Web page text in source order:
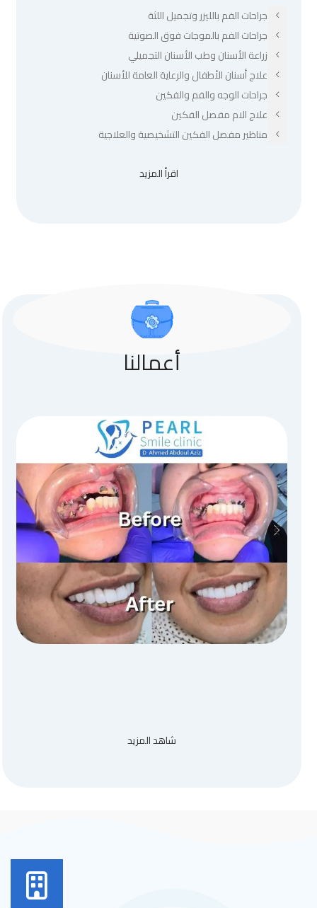
جراحات الفم بالليزر وتجميل اللثة
جراحات الفم بالموجات فوق الصوتية
زراعة الأسنان وطب الأسنان التجميلي
علاج أسنان الأطفال والرعاية العامة للأسنان
جراحات الوجه والفم والفكين
علاج الام مفصل الفكين
مناظير مفصل الفكين التشخيصية والعلاجية
اقرأ المزيد
أعمالنا
شاهد المزيد